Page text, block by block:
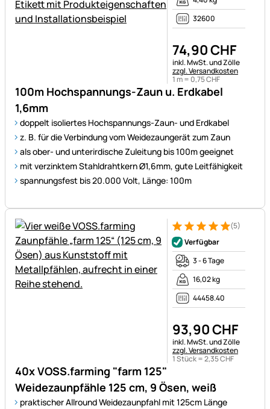
100m Hochspannungs-Zaun u. Erdkabel
1,6mm
doppelt isoliertes Hochspannungs-Zaun- und Erdkabel
z. B. für die Verbindung vom Weidezaungerät zum Zaun
als ober- und unterirdische Zuleitung bis 100m geeignet
mit verzinktem Stahldrahtkern Ø1,6mm, gute Leitfähigkeit
spannungsfest bis 20.000 Volt, Länge: 100m
32600
74,90CHF
Steuerhinweis:
inkl. MwSt. und Zölle
zzgl. Versandkosten
1 m = 0,75CHF
40x VOSS.farming "farm 125"
Weidezaunpfähle 125 cm, 9 Ösen, weiß
praktischer Allround Weidezaunpfahl mit 125cm Länge
Bewertung: 5 von 5 (5
5 Bewertungen
(5)
Verfügbar
3 - 6 Tage
16,02 kg
44458.40
93,90CHF
Steuerhinweis:
inkl. MwSt. und Zölle
zzgl. Versandkosten
1 Stück =2,35CHF